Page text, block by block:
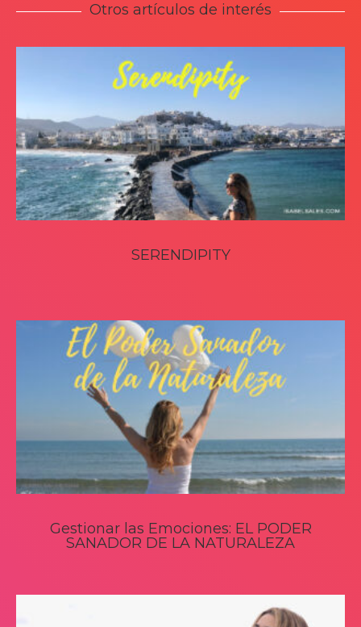
Otros artículos de interés
SERENDIPITY
Gestionar las Emociones: EL PODER
SANADOR DE LA NATURALEZA